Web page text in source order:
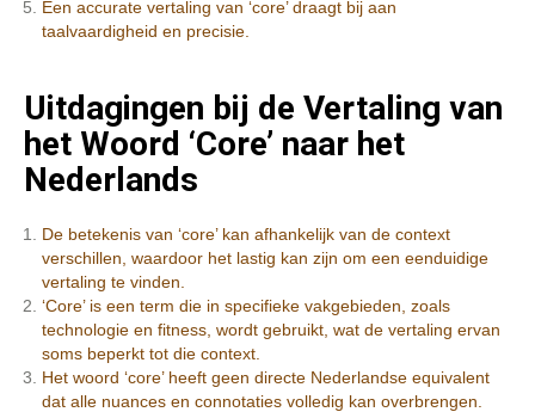
Een accurate vertaling van ‘core’ draagt bij aan
taalvaardigheid en precisie.
Uitdagingen bij de Vertaling van
het Woord ‘Core’ naar het
Nederlands
De betekenis van ‘core’ kan afhankelijk van de context
verschillen, waardoor het lastig kan zijn om een eenduidige
vertaling te vinden.
‘Core’ is een term die in specifieke vakgebieden, zoals
technologie en fitness, wordt gebruikt, wat de vertaling ervan
soms beperkt tot die context.
Het woord ‘core’ heeft geen directe Nederlandse equivalent
dat alle nuances en connotaties volledig kan overbrengen.